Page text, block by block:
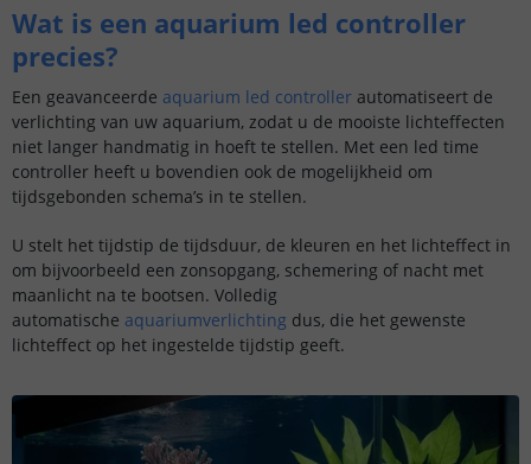
Wat is een aquarium led controller
precies?
Een geavanceerde aquarium led controller automatiseert de
verlichting van uw aquarium, zodat u de mooiste lichteffecten
niet langer handmatig in hoeft te stellen. Met een led time
controller heeft u bovendien ook de mogelijkheid om
tijdsgebonden schema’s in te stellen.
U stelt het tijdstip de tijdsduur, de kleuren en het lichteffect in
om bijvoorbeeld een zonsopgang, schemering of nacht met
maanlicht na te bootsen. Volledig
automatische aquariumverlichting dus, die het gewenste
lichteffect op het ingestelde tijdstip geeft.